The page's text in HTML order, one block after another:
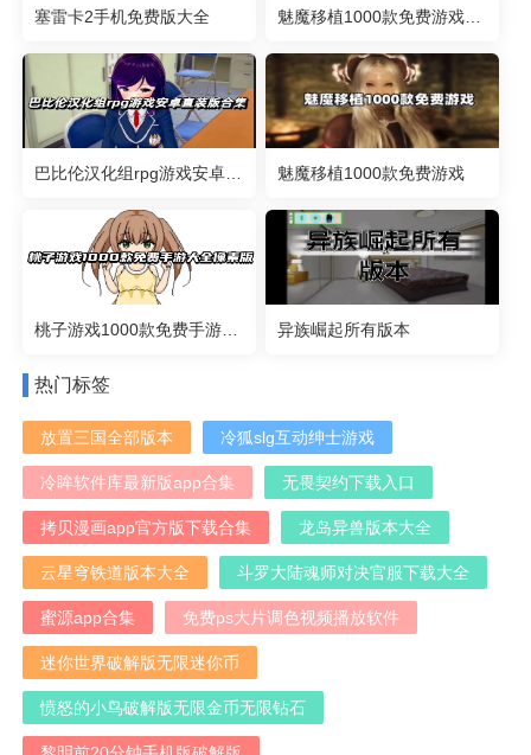
塞雷卡2手机免费版大全 魅魔移植1000款免费游戏入口
巴比伦汉化组rpg游戏安卓直装版合集 魅魔移植1000款免费游戏
桃子游戏1000款免费手游大全像素版 异族崛起所有版本
热门标签
放置三国全部版本 冷狐slg互动绅士游戏
冷眸软件库最新版app合集 无畏契约下载入口
拷贝漫画app官方版下载合集 龙岛异兽版本大全
云星穹铁道版本大全 斗罗大陆魂师对决官服下载大全
蜜源app合集 免费ps大片调色视频播放软件
迷你世界破解版无限迷你币
愤怒的小鸟破解版无限金币无限钻石